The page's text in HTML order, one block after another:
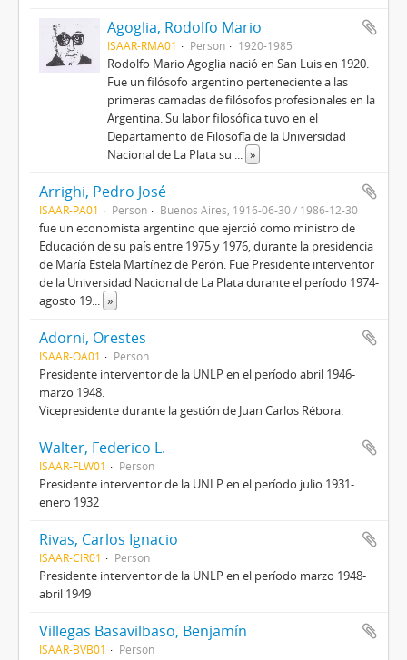
Agoglia, Rodolfo Mario
ISAAR-RMA01 Person 1920-1985
Rodolfo Mario Agoglia nació en San Luis en 1920.
Fue un filósofo argentino perteneciente a las
primeras camadas de filósofos profesionales en la
Argentina. Su labor filosófica tuvo en el
Departamento de Filosofía de la Universidad
Nacional de La Plata su ... »
Arrighi, Pedro José
ISAAR-PA01 Person Buenos Aires, 1916-06-30 / 1986-12-30
fue un economista argentino que ejerció como ministro de
Educación de su país entre 1975 y 1976, durante la presidencia
de María Estela Martínez de Perón. Fue Presidente interventor
de la Universidad Nacional de La Plata durante el período 1974-
agosto 19... »
Adorni, Orestes
ISAAR-OA01 Person
Presidente interventor de la UNLP en el período abril 1946-
marzo 1948.
Vicepresidente durante la gestión de Juan Carlos Rébora.
Walter, Federico L.
ISAAR-FLW01 Person
Presidente interventor de la UNLP en el período julio 1931-
enero 1932
Rivas, Carlos Ignacio
ISAAR-CIR01 Person
Presidente interventor de la UNLP en el período marzo 1948-
abril 1949
Villegas Basavilbaso, Benjamín
ISAAR-BVB01 Person